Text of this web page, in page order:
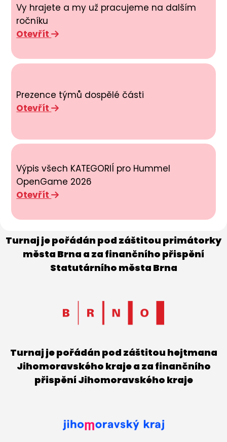
Vy hrajete a my už pracujeme na dalším
ročníku
Otevřít
Prezence týmů dospělé části
Otevřít
Výpis všech KATEGORIÍ pro Hummel
OpenGame 2026
Otevřít
Turnaj je pořádán pod záštitou primátorky
města Brna a za finančního přispění
Statutárního města Brna
Turnaj je pořádán pod záštitou hejtmana
Jihomoravského kraje a za finančního
přispění Jihomoravského kraje